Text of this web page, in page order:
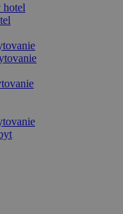
hotel